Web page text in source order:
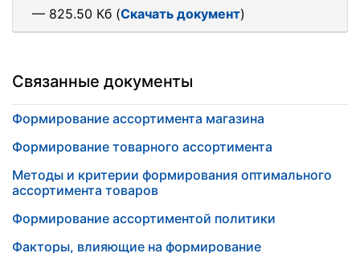
— 825.50 Кб (Скачать документ)
Связанные документы
Формирование ассортимента магазина
Формирование товарного ассортимента
Методы и критерии формирования оптимального
ассортимента товаров
Формирование ассортиментой политики
Факторы, влияющие на формирование